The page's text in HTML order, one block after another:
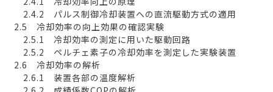
2.4.2 パルス制御冷却装置への直流駆動方式の適用
2.5 冷却効率の向上効果の確認実験
2.5.1 冷却効率の測定に用いた駆動回路
2.5.2 ペルチェ素子の冷却効率を測定した実験装置
2.6 冷却効率の解析
2.6.1 装置各部の温度解析